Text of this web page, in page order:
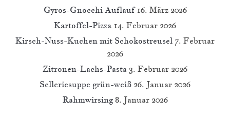
Gyros-Gnocchi Auflauf 16. März 2026
Kartoffel-Pizza 14. Februar 2026
Kirsch-Nuss-Kuchen mit Schokostreusel 7. Februar
2026
Zitronen-Lachs-Pasta 3. Februar 2026
Selleriesuppe grün-weiß 26. Januar 2026
Rahmwirsing 8. Januar 2026